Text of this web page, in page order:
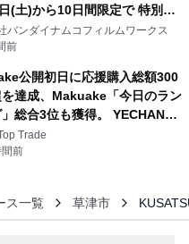
(土)から10日間限定で 特別映
GUNDAM Statue ―
POSSIBILITY ―』を上映！
バンダイナムコフィルムワークス
前
公開初日に応援購入総額300
達成、Makuake「今日のラン
総合3位も獲得。 YECHAN音
ングボウル第2弾の大型サイ
・2XL・3XL）を先行販売中
Trade
前
ス一覧 草津市